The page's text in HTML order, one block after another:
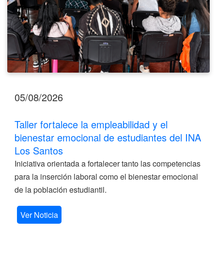
del
INA
Los
Santos
05/08/2026
Taller fortalece la empleabilidad y el
bienestar emocional de estudiantes del INA
Los Santos
Iniciativa orientada a fortalecer tanto las competencias
para la inserción laboral como el bienestar emocional
de la población estudiantil.
Ver Noticia